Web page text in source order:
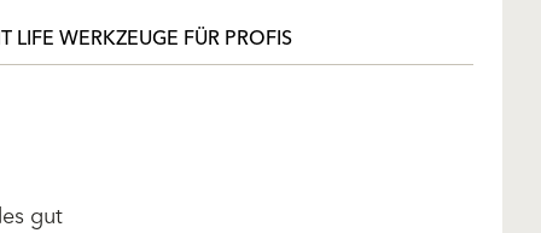
LIFE WERKZEUGE FÜR PROFIS
gut